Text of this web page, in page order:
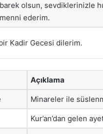
olsun, sevdiklerinizle
ederim.
Kadir Gecesi dilerim.
Açıklama
Minareler ile
Kur’an’dan gelen